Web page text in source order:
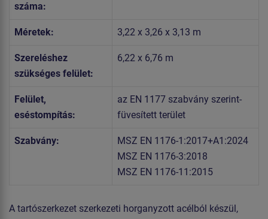
száma:
Méretek: 3,22 x 3,26 x 3,13 m
Szereléshez
szükséges felület:
6,22 x 6,76 m
Felület,
eséstompítás:
az EN 1177 szabvány szerint-
füvesített terület
Szabvány:
MSZ EN 1176-1:2017+A1:2024
MSZ EN 1176-3:2018
MSZ EN 1176-11:2015
A tartószerkezet szerkezeti horganyzott acélból készül,